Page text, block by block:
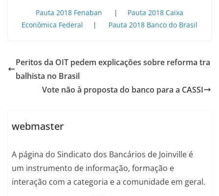
Pauta 2018 Fenaban | Pauta 2018 Caixa
Econômica Federal | Pauta 2018 Banco do Brasil
Peritos da OIT pedem explicações sobre reforma tra
balhista no Brasil
Vote não à proposta do banco para a CASSI
webmaster
A página do Sindicato dos Bancários de Joinville é
um instrumento de informação, formação e
interação com a categoria e a comunidade em geral.